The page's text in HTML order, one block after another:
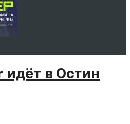
идёт в Остин